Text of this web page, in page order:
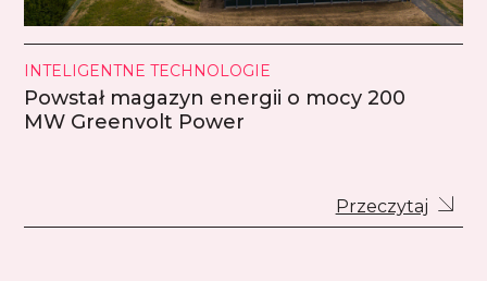
INTELIGENTNE TECHNOLOGIE
Powstał magazyn energii o mocy 200
MW Greenvolt Power
Przeczytaj